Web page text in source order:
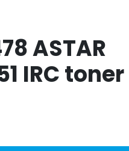
ASTAR
IRC toner